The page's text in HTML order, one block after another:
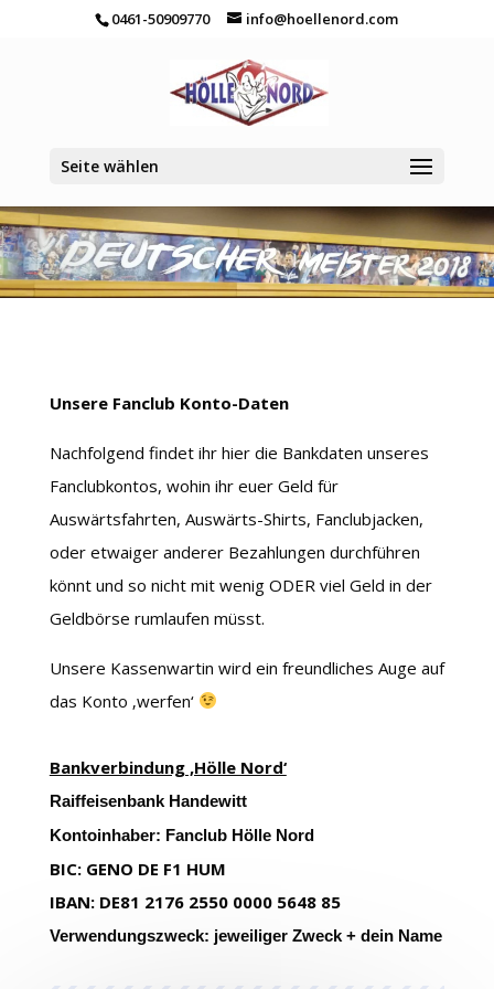
0461-50909770 info@hoellenord.com
Seite wählen
Unsere Fanclub Konto-Daten
Nachfolgend findet ihr hier die Bankdaten unseres
Fanclubkontos, wohin ihr euer Geld für
Auswärtsfahrten, Auswärts-Shirts, Fanclubjacken,
oder etwaiger anderer Bezahlungen durchführen
könnt und so nicht mit wenig ODER viel Geld in der
Geldbörse rumlaufen müsst.
Unsere Kassenwartin wird ein freundliches Auge auf
das Konto ‚werfen‘
Bankverbindung ‚Hölle Nord‘
Raiffeisenbank Handewitt
Kontoinhaber: Fanclub Hölle Nord
BIC: GENO DE F1 HUM
IBAN: DE81 2176 2550 0000 5648 85
Verwendungszweck: jeweiliger Zweck + dein Name